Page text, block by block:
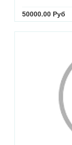
50000.00 Руб